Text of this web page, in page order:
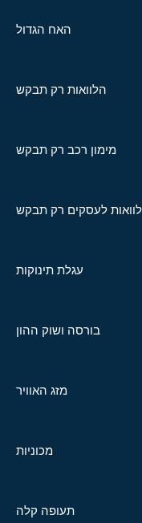
האח הגדול
הלוואות רק תבקש
מימון רכב רק תבקש
לעסקים רק תבקש
עגלת תינוקות
בורסה ושוק ההון
מזג האוויר
מכוניות
תעופה קלה